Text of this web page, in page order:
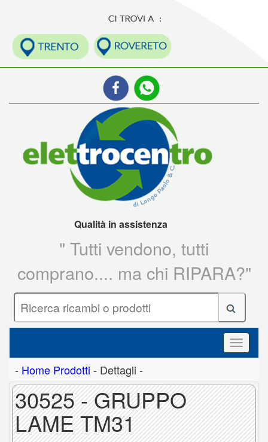
Qualità in assistenza
" Tutti vendono, tutti
comprano.... ma chi RIPARA?"
- Home Prodotti - Dettagli -
30525 - GRUPPO
LAME TM31